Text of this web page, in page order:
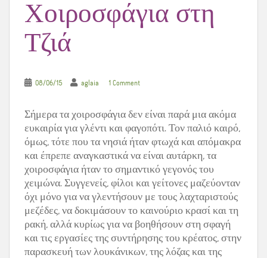
Χοιροσφάγια στη
Τζιά
08/06/15 aglaia 1 Comment
Σήμερα τα χοιροσφάγια δεν είναι παρά μια ακόμα
ευκαιρία για γλέντι και φαγοπότι. Τον παλιό καιρό,
όμως, τότε που τα νησιά ήταν φτωχά και απόμακρα
και έπρεπε αναγκαστικά να είναι αυτάρκη, τα
χοιροσφάγια ήταν το σημαντικό γεγονός του
χειμώνα. Συγγενείς, φίλοι και γείτονες μαζεύονταν
όχι μόνο για να γλεντήσουν με τους λαχταριστούς
μεζέδες, να δοκιμάσουν το καινούριο κρασί και τη
ρακή, αλλά κυρίως για να βοηθήσουν στη σφαγή
και τις εργασίες της συντήρησης του κρέατος, στην
παρασκευή των λουκάνικων, της λόζας και της